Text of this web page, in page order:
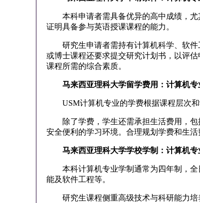
本科申请者需具备优异的高中成绩，尤
证明具备参与英语授课课程的能力。
研究生申请者需持有计算机科学、软件
或博士课程还要求提交研究计划书，以评
课程所需的综合素质。
马来西亚理科大学留学费用：计算机专
USM计算机专业的学费根据课程层次和
除了学费，学生还需承担生活费用，包
安全便利的学习环境。合理规划学费和生活
马来西亚理科大学学校学制：计算机专
本科计算机专业学制通常为四年制，全
能及软件工程等。
研究生课程侧重高级技术与科研能力培